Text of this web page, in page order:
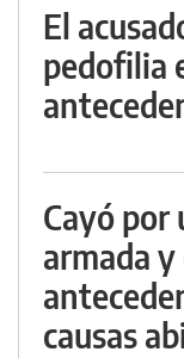
El
pedofilia
Cayó por
armada
causas